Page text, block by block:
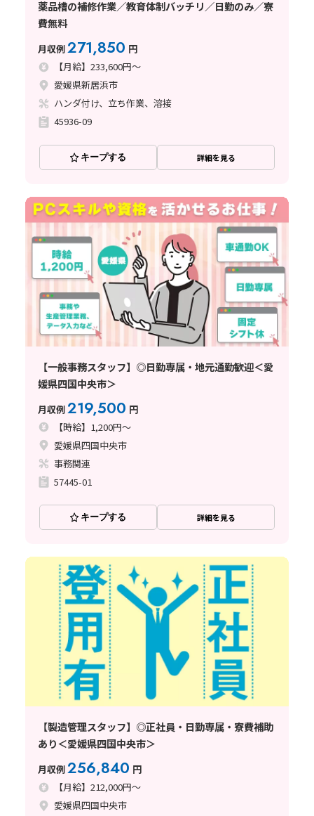
薬品槽の補修作業／教育体制バッチリ／日勤のみ／寮
費無料
月収例271,850 円
【月給】233,600円～
愛媛県新居浜市
ハンダ付け、立ち作業、溶接
45936-09
キープする 詳細を見る
【一般事務スタッフ】◎日勤専属・地元通勤歓迎＜愛
媛県四国中央市＞
月収例219,500 円
【時給】1,200円～
愛媛県四国中央市
事務関連
57445-01
キープする 詳細を見る
【製造管理スタッフ】◎正社員・日勤専属・寮費補助
あり＜愛媛県四国中央市＞
月収例256,840 円
【月給】212,000円～
愛媛県四国中央市